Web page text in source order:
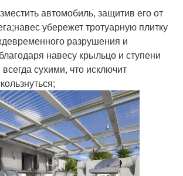
автомобиль, защитив его от
убережет тротуарную плитку
разрушения и
навесу крыльцо и ступени
всегда сухими, что исключит